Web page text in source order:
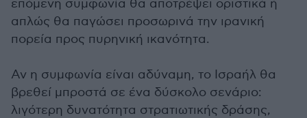
επόμενη συμφωνία θα αποτρέψει οριστικά ή
απλώς θα παγώσει προσωρινά την ιρανική
πορεία προς πυρηνική ικανότητα.
Αν η συμφωνία είναι αδύναμη, το Ισραήλ θα
βρεθεί μπροστά σε ένα δύσκολο σενάριο:
λιγότερη δυνατότητα στρατιωτικής δράσης,